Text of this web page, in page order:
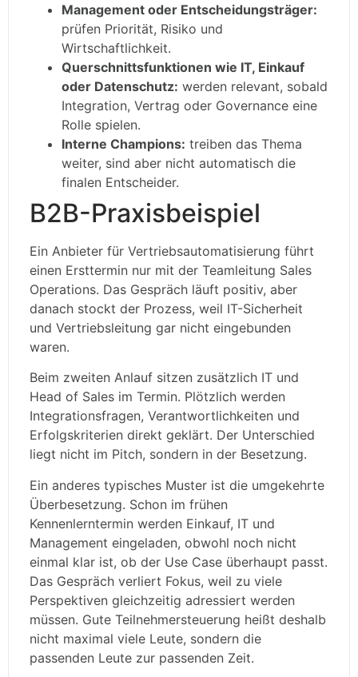
Management oder Entscheidungsträger:
prüfen Priorität, Risiko und
Wirtschaftlichkeit.
Querschnittsfunktionen wie IT, Einkauf
oder Datenschutz: werden relevant, sobald
Integration, Vertrag oder Governance eine
Rolle spielen.
Interne Champions: treiben das Thema
weiter, sind aber nicht automatisch die
finalen Entscheider.
B2B-Praxisbeispiel
Ein Anbieter für Vertriebsautomatisierung führt
einen Ersttermin nur mit der Teamleitung Sales
Operations. Das Gespräch läuft positiv, aber
danach stockt der Prozess, weil IT-Sicherheit
und Vertriebsleitung gar nicht eingebunden
waren.
Beim zweiten Anlauf sitzen zusätzlich IT und
Head of Sales im Termin. Plötzlich werden
Integrationsfragen, Verantwortlichkeiten und
Erfolgskriterien direkt geklärt. Der Unterschied
liegt nicht im Pitch, sondern in der Besetzung.
Ein anderes typisches Muster ist die umgekehrte
Überbesetzung. Schon im frühen
Kennenlerntermin werden Einkauf, IT und
Management eingeladen, obwohl noch nicht
einmal klar ist, ob der Use Case überhaupt passt.
Das Gespräch verliert Fokus, weil zu viele
Perspektiven gleichzeitig adressiert werden
müssen. Gute Teilnehmersteuerung heißt deshalb
nicht maximal viele Leute, sondern die
passenden Leute zur passenden Zeit.